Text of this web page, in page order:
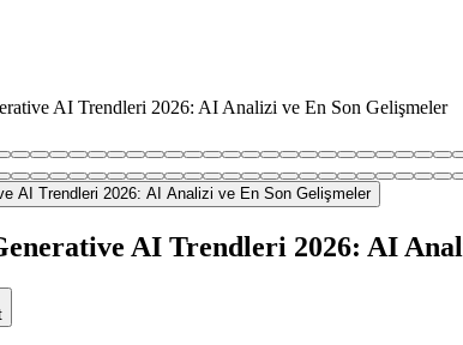
AI Trendleri 2026: AI Analizi ve En Son Gelişmeler
AI Trendleri 2026: AI